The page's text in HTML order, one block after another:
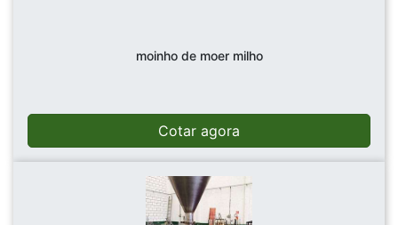
moinho de moer milho
Cotar agora